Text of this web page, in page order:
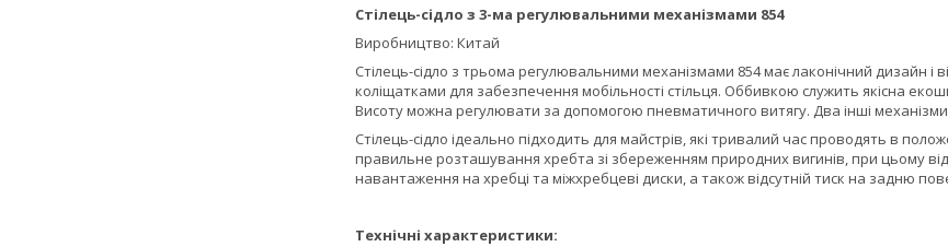
Стілець-сідло з 3-ма регулювальними механізмами 854
Виробництво: Китай
Стілець-сідло з трьома регулювальними механізмами 854 має лаконічний дизайн і
коліщатками для забезпечення мобільності стільця. Оббивкою служить якісна
Висоту можна регулювати за допомогою пневматичного витягу. Два інші
Стілець-сідло ідеально підходить для майстрів, які тривалий час проводять в
правильне розташування хребта зі збереженням природних вигинів, при цьому
навантаження на хребці та міжхребцеві диски, а також відсутній тиск на задню
Технічні характеристики: